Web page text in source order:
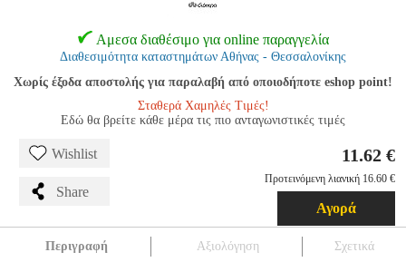
Αμεσα διαθέσιμο για online παραγγελία
Διαθεσιμότητα καταστημάτων Αθήνας - Θεσσαλονίκης
Χωρίς έξοδα αποστολής για παραλαβή από οποιοδήποτε eshop point!
Σταθερά Χαμηλές Τιμές!
Εδώ θα βρείτε κάθε μέρα τις πιο ανταγωνιστικές τιμές
Wishlist
Share
11.62 €
Προτεινόμενη λιανική 16.60 €
Αγορά
Περιγραφή Αξιολόγηση Σχετικά